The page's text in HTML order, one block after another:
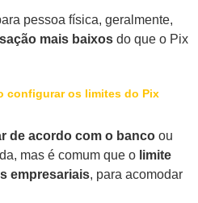
pessoa física, geralmente,
mais baixos do que o Pix
configurar os limites do Pix
de acordo com o banco ou
mas é comum que o limite
empresariais, para acomodar